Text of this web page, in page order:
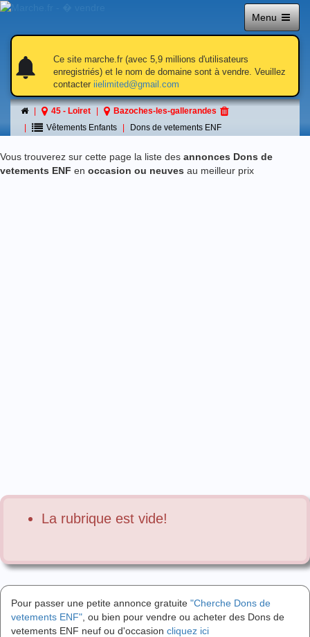
Menu
notifications
notifications
Ce site marche.fr (avec 5,9 millions d'utilisateurs
enregistriés) et le nom de domaine sont à vendre. Veuillez
contacter iielimited@gmail.com
45 - Loiret
Bazoches-les-gallerandes
Vêtements Enfants
Dons de vetements ENF
Dons de vetements ENF
á Bazoches-les-gallerandes
Vous trouverez sur cette page la liste des annonces Dons de
vetements ENF en occasion ou neuves au meilleur prix
La rubrique est vide!
Pour passer une petite annonce gratuite "Cherche Dons de
vetements ENF" , ou bien pour vendre ou acheter des Dons de
vetements ENF neuf ou d'occasion cliquez ici